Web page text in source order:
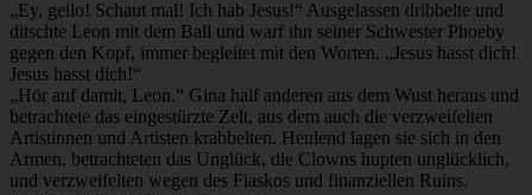
„Ey, geilo! Schaut mal! Ich hab Jesus!“ Ausgelassen dribbelte und
ditschte Leon mit dem Ball und warf ihn seiner Schwester Phoeby
gegen den Kopf, immer begleitet mit den Worten. „Jesus hasst dich!
Jesus hasst dich!“
„Hör auf damit, Leon.“ Gina half anderen aus dem Wust heraus und
betrachtete das eingestürzte Zelt, aus dem auch die verzweifelten
Artistinnen und Artisten krabbelten. Heulend lagen sie sich in den
Armen, betrachteten das Unglück, die Clowns hupten unglücklich,
und verzweifelten wegen des Fiaskos und finanziellen Ruins.